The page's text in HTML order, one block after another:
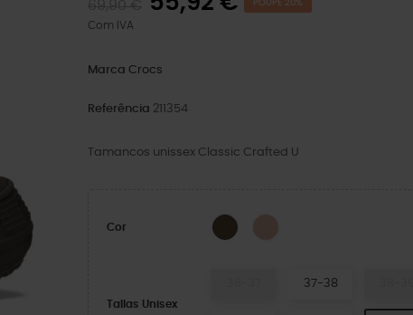
POUPE 20%
Com IVA
Marca Crocs
Referência 211354
Tamancos unissex Classic Crafted U
Cor Espresso
Tallas Unisex
37-38